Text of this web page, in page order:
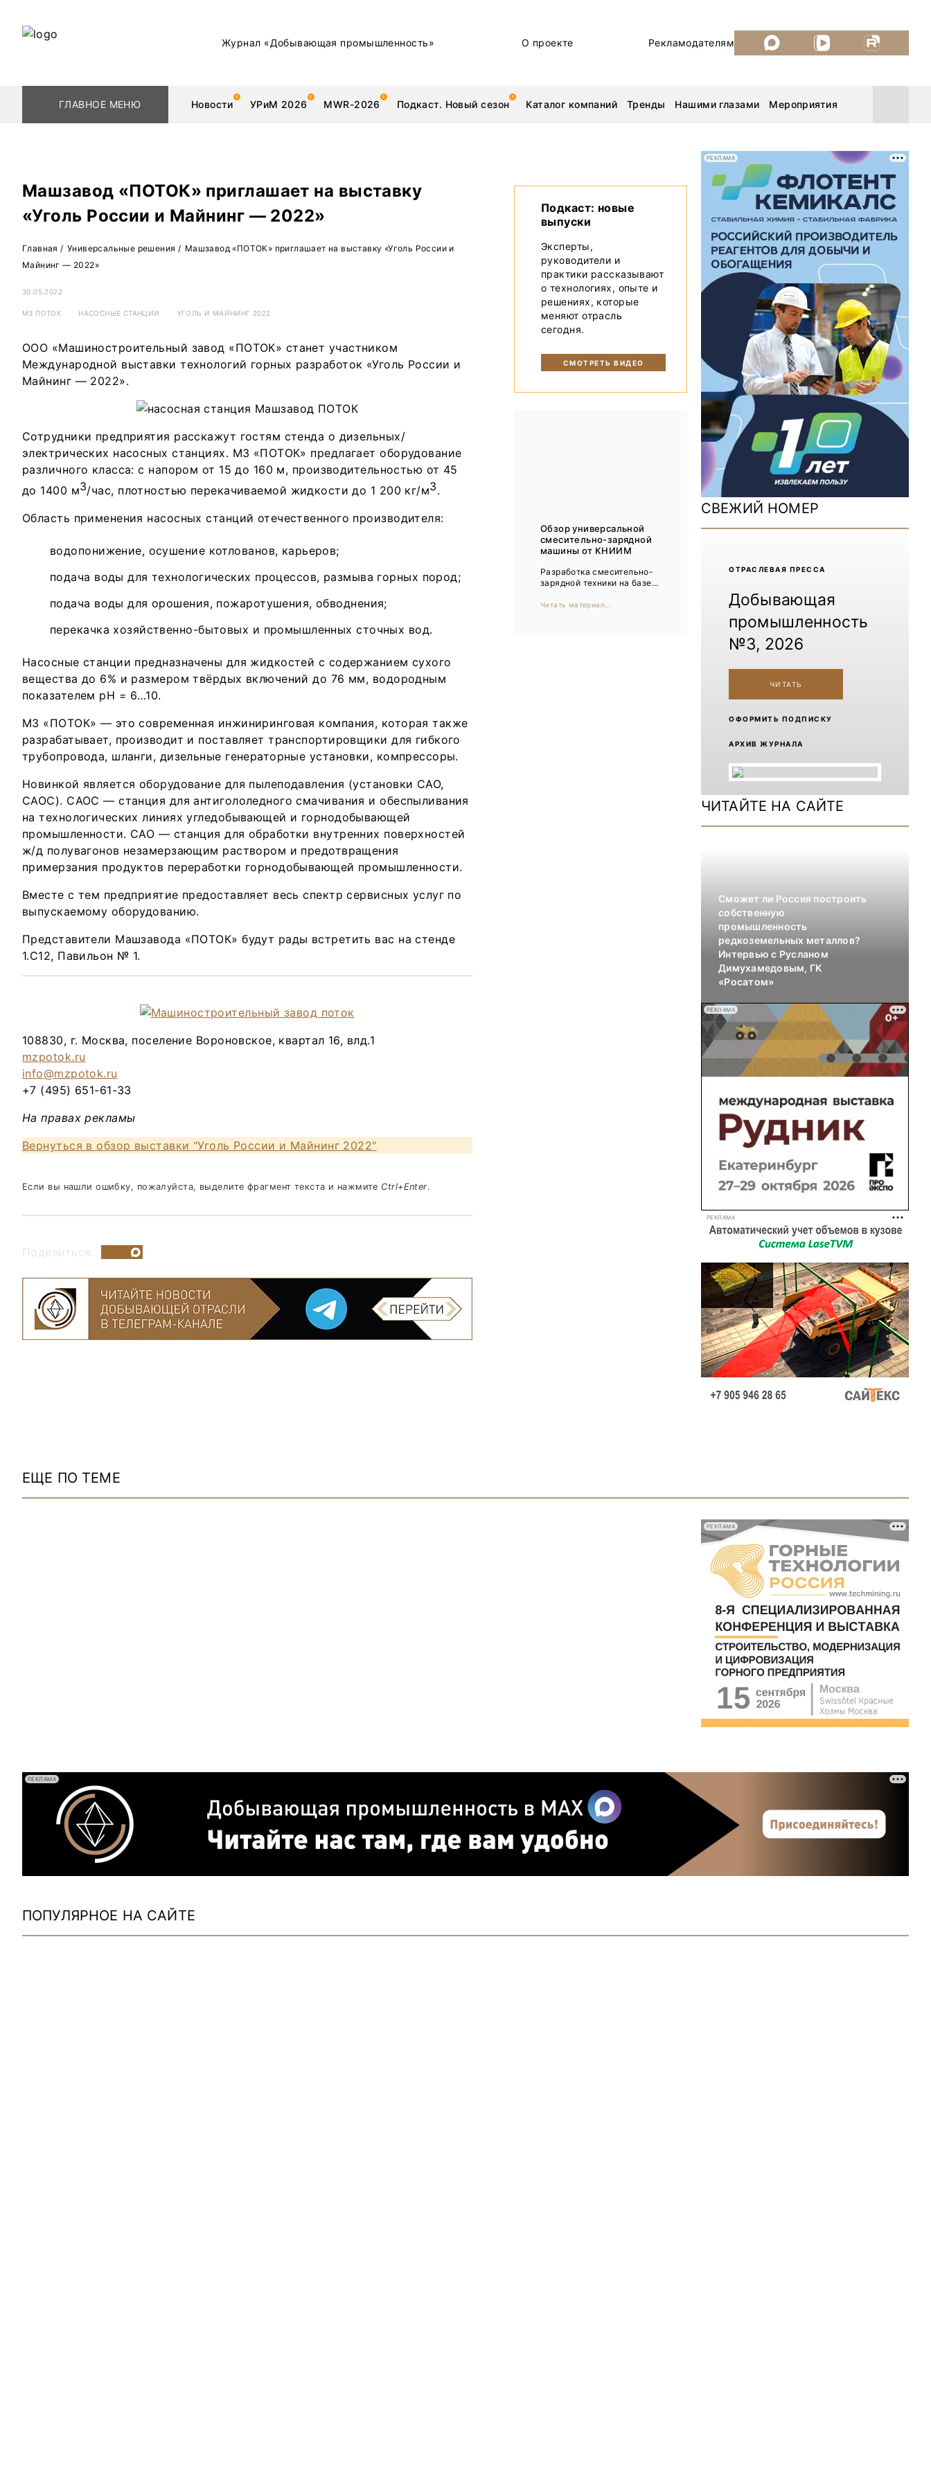
Журнал «Добывающая промышленность» О проекте Рекламодателям
ГЛАВНОЕ МЕНЮ Новости УРиМ 2026 MWR-2026 Подкаст. Новый сезон Каталог компаний Тренды Нашими глазами Мероприятия
Добыча Нашими глазами | Репортажи с предприятий
Интервью
Мероприятия
Уголь России и Майнинг 2026
MiningWorld Russia 2026
ДП Подкаст. Новый сезон
Рудник 2025
MiningWorld Russia 2025
Уголь России и Майнинг 2025
Рудник 2024 | Обзор выставки
В помощь шахтёру 2024
Уголь России и Майнинг 2024
Mining World Russia 2024
Машзавод «ПОТОК» приглашает на выставку
«Уголь России и Майнинг — 2022»
Главная / Универсальные решения / Машзавод «ПОТОК» приглашает на выставку «Уголь России и
Майнинг — 2022»
30.05.2022
М3 ПОТОК НАСОСНЫЕ СТАНЦИИ УГОЛЬ И МАЙНИНГ 2022
ООО «Машиностроительный завод «ПОТОК» станет участником
Международной выставки технологий горных разработок «Уголь России и
Майнинг — 2022».
Сотрудники предприятия расскажут гостям стенда о дизельных/
электрических насосных станциях. МЗ «ПОТОК» предлагает оборудование
различного класса: с напором от 15 до 160 м, производительностью от 45
до 1400 м3/час, плотностью перекачиваемой жидкости до 1 200 кг/м3.
Область применения насосных станций отечественного производителя:
водопонижение, осушение котлованов, карьеров;
подача воды для технологических процессов, размыва горных пород;
подача воды для орошения, пожаротушения, обводнения;
перекачка хозяйственно-бытовых и промышленных сточных вод.
Насосные станции предназначены для жидкостей с содержанием сухого
вещества до 6% и размером твёрдых включений до 76 мм, водородным
показателем pH = 6…10.
МЗ «ПОТОК» — это современная инжиниринговая компания, которая также
разрабатывает, производит и поставляет транспортировщики для гибкого
трубопровода, шланги, дизельные генераторные установки, компрессоры.
Новинкой является оборудование для пылеподавления (установки САО,
САОС). САОС — станция для антигололедного смачивания и обеспыливания
на технологических линиях угледобывающей и горнодобывающей
промышленности. САО — станция для обработки внутренних поверхностей
ж/д полувагонов незамерзающим раствором и предотвращения
примерзания продуктов переработки горнодобывающей промышленности.
Вместе с тем предприятие предоставляет весь спектр сервисных услуг по
выпускаемому оборудованию.
Представители Машзавода «ПОТОК» будут рады встретить вас на стенде
1.С12, Павильон № 1.
108830, г. Москва, поселение Вороновское, квартал 16, влд.1
mzpotok.ru
info@mzpotok.ru
+7 (495) 651-61-33
На правах рекламы
Вернуться в обзор выставки "Уголь России и Майнинг 2022"
Если вы нашли ошибку, пожалуйста, выделите фрагмент текста и нажмите Ctrl+Enter.
Поделиться:
Подкаст: новые
выпуски
Эксперты,
руководители и
практики рассказывают
о технологиях, опыте и
решениях, которые
меняют отрасль
сегодня.
СМОТРЕТЬ ВИДЕО
Обзор универсальной
смесительно-зарядной
машины от КНИИМ
Разработка смесительно-
зарядной техники на базе...
Читать материал...
РЕКЛАМА
СВЕЖИЙ НОМЕР
ОТРАCЛЕВАЯ ПРЕССА
Добывающая
промышленность
№3, 2026
ЧИТАТЬ
ОФОРМИТЬ ПОДПИСКУ
АРХИВ ЖУРНАЛА
ЧИТАЙТЕ НА САЙТЕ
Сможет ли Россия построить
собственную
промышленность
редкоземельных металлов?
Интервью с Русланом
Димухамедовым, ГК
«Росатом»
РЕКЛАМА
РЕКЛАМА
ЕЩЕ ПО ТЕМЕ
РЕКЛАМА
РЕКЛАМА
ПОПУЛЯРНОЕ НА САЙТЕ